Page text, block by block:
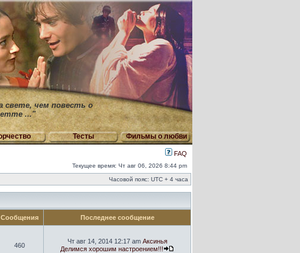
свете, чем повесть о
..."
Тесты Фильмы о любви
FAQ
Текущее время: Чт авг 06, 2026 8:44 pm
Часовой пояс: UTC + 4 часа
Сообщения Последнее сообщение
460
Чт авг 14, 2014 12:17 am Аксинья
Делимся хорошим настроением!!!